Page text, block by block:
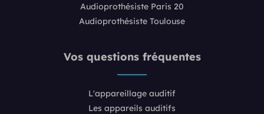
Audioprothésiste Paris 20
Audioprothésiste Toulouse
Vos questions fréquentes
L'appareillage auditif
Les appareils auditifs